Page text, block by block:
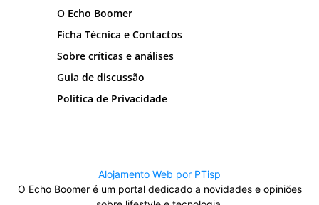
O Echo Boomer
Ficha Técnica e Contactos
Sobre críticas e análises
Guia de discussão
Política de Privacidade
Alojamento Web por PTisp
O Echo Boomer é um portal dedicado a novidades e opiniões